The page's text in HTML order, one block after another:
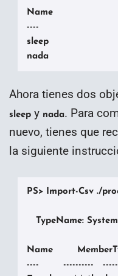
Name
----
sleep
nada
Ahora tienes dos
sleep y nada. Para
nuevo, tienes que
la siguiente
PS> Import-Csv ./
TypeName:
Name
----        ----------